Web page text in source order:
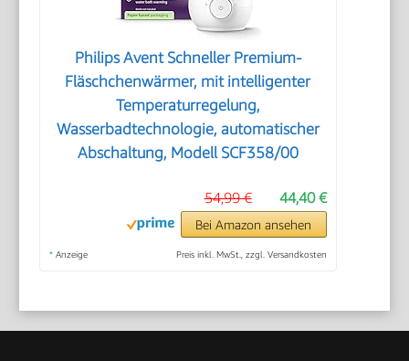
Philips Avent Schneller Premium-
Fläschchenwärmer, mit intelligenter
Temperaturregelung,
Wasserbadtechnologie, automatischer
Abschaltung, Modell SCF358/00
44,40 €
54,99 €
Bei Amazon ansehen
* Anzeige Preis inkl. MwSt., zzgl. Versandkosten